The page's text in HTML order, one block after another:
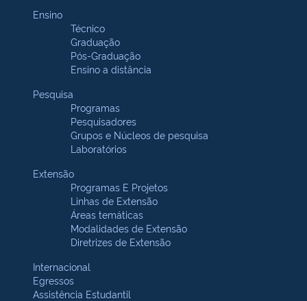
Ensino
Técnico
Graduação
Pós-Graduação
Ensino a distância
Pesquisa
Programas
Pesquisadores
Grupos e Núcleos de pesquisa
Laboratórios
Extensão
Programas E Projetos
Linhas de Extensão
Áreas temáticas
Modalidades de Extensão
Diretrizes de Extensão
Internacional
Egressos
Assistência Estudantil